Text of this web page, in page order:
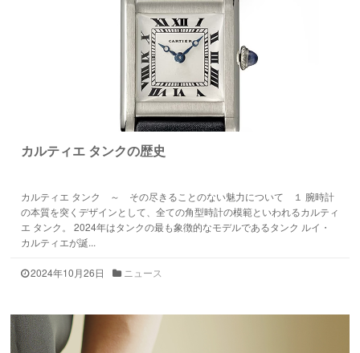
カルティエ タンクの歴史
カルティエ タンク ～ その尽きることのない魅力について １ 腕時計
の本質を突くデザインとして、全ての角型時計の模範といわれるカルティ
エ タンク。 2024年はタンクの最も象徴的なモデルであるタンク ルイ・
カルティエが誕...
2024年10月26日 ニュース